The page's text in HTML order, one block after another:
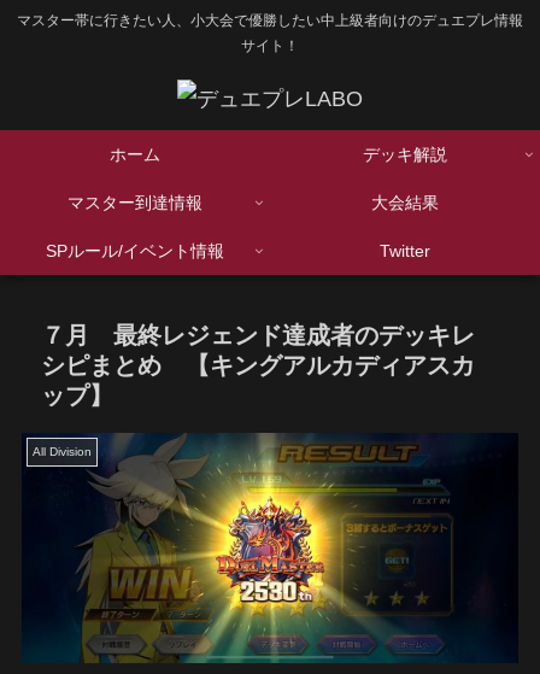
マスター帯に行きたい人、小大会で優勝したい中上級者向けのデュエプレ情報
サイト！
ホーム デッキ解説
マスター到達情報 大会結果
SPルール/イベント情報 Twitter
７月 最終レジェンド達成者のデッキレ
シピまとめ 【キングアルカディアスカ
ップ】
All Division